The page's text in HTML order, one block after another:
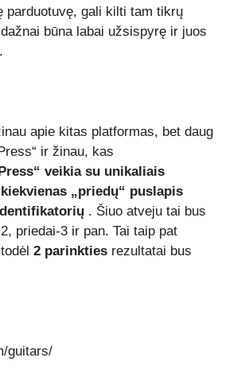
parduotuvę, gali kilti tam tikrų
būna labai užsispyrę ir juos
apie kitas platformas, bet daug
ir žinau, kas
veikia su unikaliais
„priedų“ puslapis
. Šiuo atveju tai bus
priedai-3 ir pan. Tai taip pat
2 parinkties rezultatai bus
guitars/